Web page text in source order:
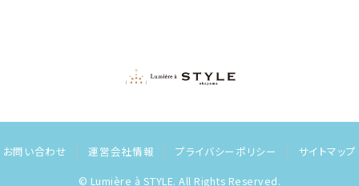
お問い合わせ 運営会社情報 プライバシーポリシー
サイトマップ
© Lumière à STYLE. All Rights Reserved.